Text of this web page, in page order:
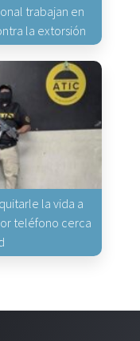
trabajan en
la extorsión
la vida a
teléfono cerca